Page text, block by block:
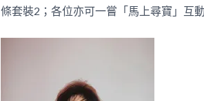
條套裝2；各位亦可一嘗「馬上尋寶」互